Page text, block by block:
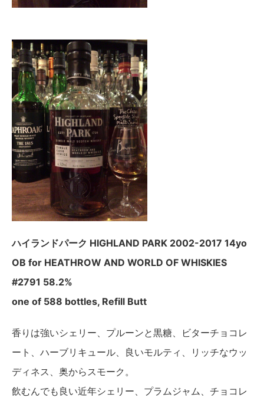
ハイランドパーク HIGHLAND PARK 2002-2017 14yo
OB for HEATHROW AND WORLD OF WHISKIES
#2791 58.2%
one of 588 bottles, Refill Butt
香りは強いシェリー、プルーンと黒糖、ビターチョコレ
ート、ハーブリキュール、良いモルティ、リッチなウッ
ディネス、奥からスモーク。
飲むんでも良い近年シェリー、プラムジャム、チョコレ